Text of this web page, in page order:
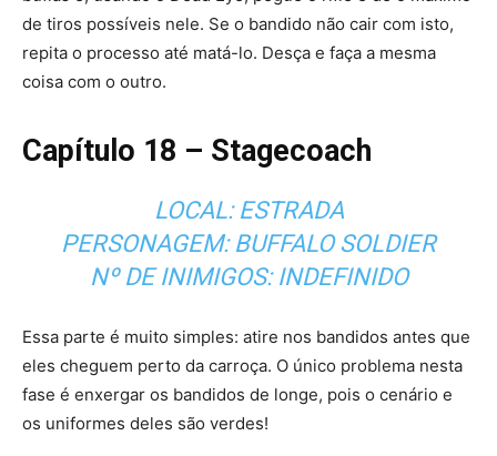
de tiros possíveis nele. Se o bandido não cair com isto,
repita o processo até matá-lo. Desça e faça a mesma
coisa com o outro.
Capítulo 18 – Stagecoach
LOCAL: ESTRADA
PERSONAGEM: BUFFALO SOLDIER
Nº DE INIMIGOS: INDEFINIDO
Essa parte é muito simples: atire nos bandidos antes que
eles cheguem perto da carroça. O único problema nesta
fase é enxergar os bandidos de longe, pois o cenário e
os uniformes deles são verdes!